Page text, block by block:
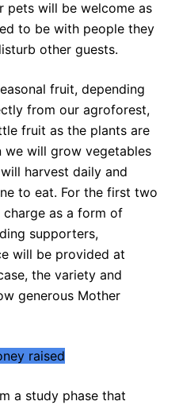
pets will be welcome as
to be with people they
other guests.
fruit, depending
from our agroforest,
fruit as the plants are
we will grow vegetables
harvest daily and
to eat. For the first two
as a form of
supporters,
will be provided at
the variety and
generous Mother
raised
a study phase that